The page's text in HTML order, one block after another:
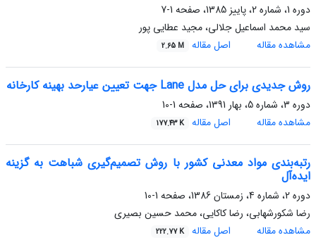
دوره 1، شماره 2، پاییز 1385، صفحه
1-7
سید محمد اسماعیل جلالی، مجید عطایی پور
مشاهده مقاله
اصل مقاله 2.65 M
روش جدیدی برای حل مدل Lane جهت تعیین عیارحد بهینه کارخانه
دوره 3، شماره 5، بهار 1391، صفحه
1-10
مشاهده مقاله
اصل مقاله 177.43 K
رتبه‌بندی مواد معدنی کشور با روش تصمیم‌گیری شباهت به گزینه‌
ایده‌آل
دوره 2، شماره 4، زمستان 1386، صفحه
1-10
رضا شکورشهابی، رضا کاکایی، محمد حسین بصیری
مشاهده مقاله
اصل مقاله 222.77 K